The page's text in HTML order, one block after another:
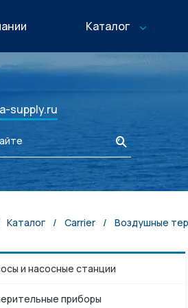
Каталог
Весь каталог
Измерительные
Судовое
Клапаны и
Дополнительное
Нефте-газовое
supply.ru
Каталог / Carrier / Воздушные
и насосные станции
приборы